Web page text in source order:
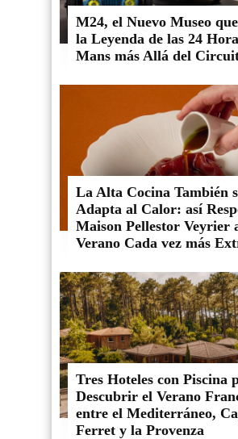
M24, el Nuevo Museo
la Leyenda de las 24
Mans más Allá del
La Alta Cocina También
Adapta al Calor: así
Maison Pellestor Veyrier
Verano Cada vez más
Tres Hoteles con Piscina
Descubrir el Verano
entre el Mediterráneo,
Ferret y la Provenza